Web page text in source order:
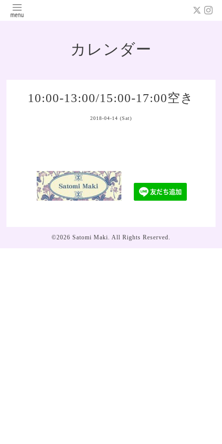
カレンダー
10:00-13:00/15:00-17:00空き
2018-04-14 (Sat)
©2026 Satomi Maki. All Rights Reserved.